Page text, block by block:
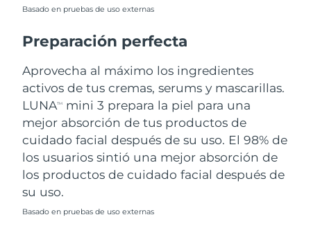
Basado en pruebas de uso externas
Preparación perfecta
Aprovecha al máximo los ingredientes
activos de tus cremas, serums y mascarillas.
LUNATM
mini 3 prepara la piel para una
mejor absorción de tus productos de
cuidado facial después de su uso. El 98% de
los usuarios sintió una mejor absorción de
los productos de cuidado facial después de
su uso.
Basado en pruebas de uso externas